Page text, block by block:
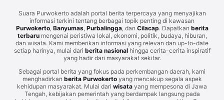
Suara Purwokerto adalah portal berita terpercaya yang menyajikan
informasi terkini tentang berbagai topik penting di kawasan
Purwokerto, Banyumas, Purbalingga, dan Cilacap. Dapatkan berita
terbarumengenai peristiwa lokal, ekonomi, politik, budaya, hiburan,
dan wisata. Kami memberikan informasi yang relevan dan up-to-date
setiap harinya, mulai dari berita nasionalhingga cerita-cerita inspiratif
yang hadir dari masyarakat sekitar.
Sebagai portal berita yang fokus pada perkembangan daerah, kami
menghadirkan berita Purwokertoyang mencakup segala aspek
kehidupan masyarakat. Mulai dari wisata yang mempesona di Jawa
Tengah, kebijakan pemerintah yang berdampak langsung pada